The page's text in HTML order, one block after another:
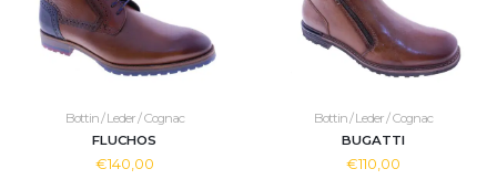
Bottin / Leder / Cognac
FLUCHOS
€140,00
Bottin / Leder / Cognac
BUGATTI
€110,00